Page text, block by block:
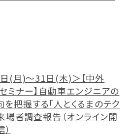
(月)～31日(木)＞【中外
ミナー】自動車エンジニアの
把握する「人とくるまのテク
場者調査報告（オンライン開